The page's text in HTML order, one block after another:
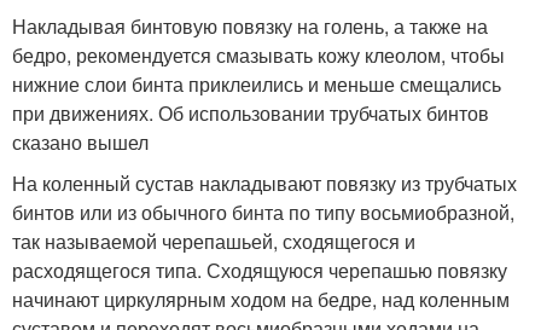
Накладывая бинтовую повязку на голень, а также на
бедро, рекомендуется смазывать кожу клеолом, чтобы
нижние слои бинта приклеились и меньше смещались
при движениях. Об использовании трубчатых бинтов
сказано вышел
На коленный сустав накладывают повязку из трубчатых
бинтов или из обычного бинта по типу восьмиобразной,
так называемой черепашьей, сходящегося и
расходящегося типа. Сходящуюся черепашью повязку
начинают циркулярным ходом на бедре, над коленным